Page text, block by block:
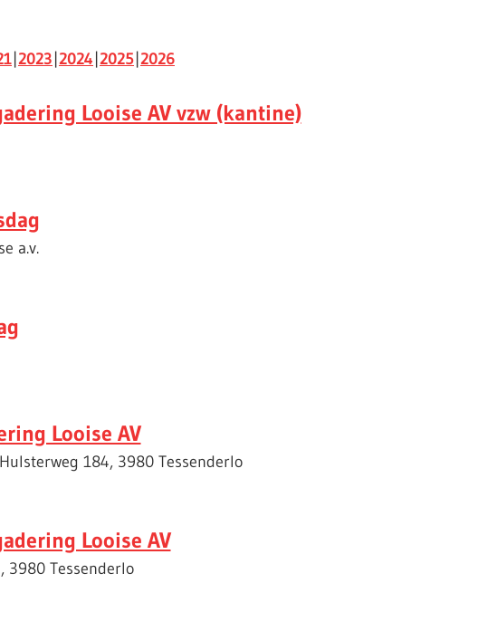
2023 2024 2025 2026
Looise AV vzw (kantine)
a.v.
Looise AV
184, 3980 Tessenderlo
Looise AV
3980 Tessenderlo